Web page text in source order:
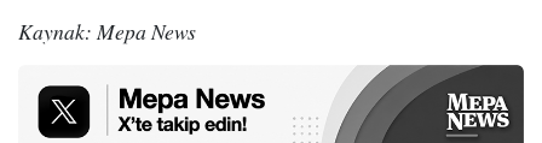
Kaynak: Mepa News